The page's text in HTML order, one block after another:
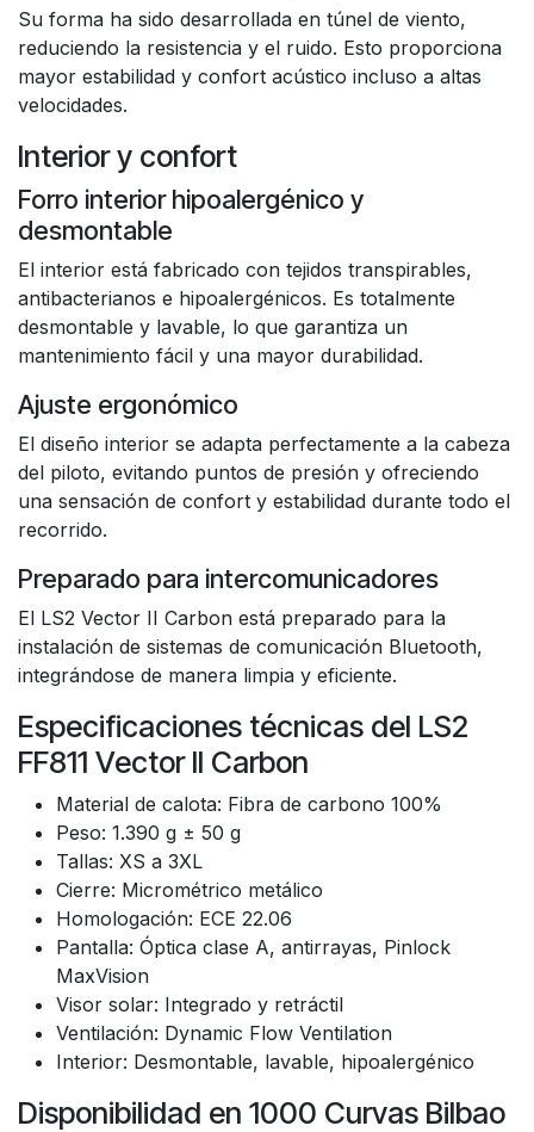
Su forma ha sido desarrollada en túnel de viento,
reduciendo la resistencia y el ruido. Esto proporciona
mayor estabilidad y confort acústico incluso a altas
velocidades.
Interior y confort
Forro interior hipoalergénico y
desmontable
El interior está fabricado con tejidos transpirables,
antibacterianos e hipoalergénicos. Es totalmente
desmontable y lavable, lo que garantiza un
mantenimiento fácil y una mayor durabilidad.
Ajuste ergonómico
El diseño interior se adapta perfectamente a la cabeza
del piloto, evitando puntos de presión y ofreciendo
una sensación de confort y estabilidad durante todo el
recorrido.
Preparado para intercomunicadores
El LS2 Vector II Carbon está preparado para la
instalación de sistemas de comunicación Bluetooth,
integrándose de manera limpia y eficiente.
Especificaciones técnicas del LS2
FF811 Vector II Carbon
Material de calota: Fibra de carbono 100%
Peso: 1.390 g ± 50 g
Tallas: XS a 3XL
Cierre: Micrométrico metálico
Homologación: ECE 22.06
Pantalla: Óptica clase A, antirrayas, Pinlock
MaxVision
Visor solar: Integrado y retráctil
Ventilación: Dynamic Flow Ventilation
Interior: Desmontable, lavable, hipoalergénico
Disponibilidad en 1000 Curvas Bilbao